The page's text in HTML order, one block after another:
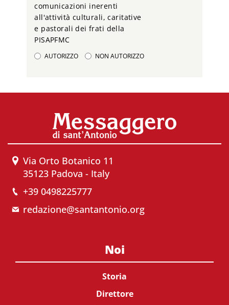
comunicazioni inerenti
all'attività culturali, caritative
e pastorali dei frati della
PISAPFMC
AUTORIZZO NON AUTORIZZO
Via Orto Botanico 11
35123 Padova - Italy
+39 0498225777
redazione@santantonio.org
Noi
Storia
Direttore